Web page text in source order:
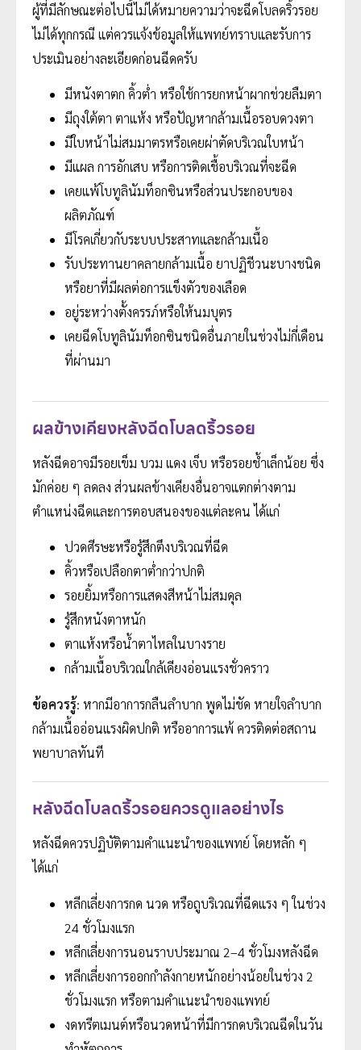
ผู้ที่มีลักษณะต่อไปนี้ไม่ได้หมายความว่าจะฉีดโบลดริ้วรอย
ไม่ได้ทุกกรณี แต่ควรแจ้งข้อมูลให้แพทย์ทราบและรับการ
ประเมินอย่างละเอียดก่อนฉีดครับ
มีหนังตาตก คิ้วต่ำ หรือใช้การยกหน้าผากช่วยลืมตา
มีถุงใต้ตา ตาแห้ง หรือปัญหากล้ามเนื้อรอบดวงตา
มีใบหน้าไม่สมมาตรหรือเคยผ่าตัดบริเวณใบหน้า
มีแผล การอักเสบ หรือการติดเชื้อบริเวณที่จะฉีด
เคยแพ้โบทูลินัมท็อกซินหรือส่วนประกอบของ
ผลิตภัณฑ์
มีโรคเกี่ยวกับระบบประสาทและกล้ามเนื้อ
รับประทานยาคลายกล้ามเนื้อ ยาปฏิชีวนะบางชนิด
หรือยาที่มีผลต่อการแข็งตัวของเลือด
อยู่ระหว่างตั้งครรภ์หรือให้นมบุตร
เคยฉีดโบทูลินัมท็อกซินชนิดอื่นภายในช่วงไม่กี่เดือน
ที่ผ่านมา
ผลข้างเคียงหลังฉีดโบลดริ้วรอย
หลังฉีดอาจมีรอยเข็ม บวม แดง เจ็บ หรือรอยช้ำเล็กน้อย ซึ่ง
มักค่อย ๆ ลดลง ส่วนผลข้างเคียงอื่นอาจแตกต่างตาม
ตำแหน่งฉีดและการตอบสนองของแต่ละคน ได้แก่
ปวดศีรษะหรือรู้สึกตึงบริเวณที่ฉีด
คิ้วหรือเปลือกตาต่ำกว่าปกติ
รอยยิ้มหรือการแสดงสีหน้าไม่สมดุล
รู้สึกหนังตาหนัก
ตาแห้งหรือน้ำตาไหลในบางราย
กล้ามเนื้อบริเวณใกล้เคียงอ่อนแรงชั่วคราว
ข้อควรรู้: หากมีอาการกลืนลำบาก พูดไม่ชัด หายใจลำบาก
กล้ามเนื้ออ่อนแรงผิดปกติ หรืออาการแพ้ ควรติดต่อสถาน
พยาบาลทันที
หลังฉีดโบลดริ้วรอยควรดูแลอย่างไร
หลังฉีดควรปฏิบัติตามคำแนะนำของแพทย์ โดยหลัก ๆ
ได้แก่
หลีกเลี่ยงการกด นวด หรือถูบริเวณที่ฉีดแรง ๆ ในช่วง
24 ชั่วโมงแรก
หลีกเลี่ยงการนอนราบประมาณ 2–4 ชั่วโมงหลังฉีด
หลีกเลี่ยงการออกกำลังกายหนักอย่างน้อยในช่วง 2
ชั่วโมงแรก หรือตามคำแนะนำของแพทย์
งดทรีตเมนต์หรือนวดหน้าที่มีการกดบริเวณฉีดในวัน